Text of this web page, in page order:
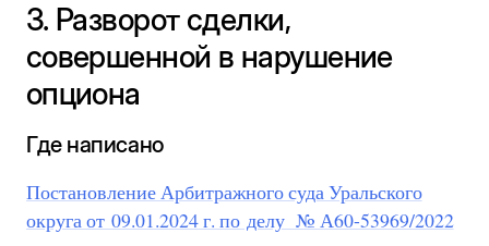
3. Разворот сделки,
совершенной в нарушение
опциона
Где написано
Постановление Арбитражного суда Уральского
округа от 09.01.2024 г. по делу № А60-53969/2022